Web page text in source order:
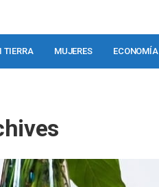
TIERRA MUJERES ECONOMÍA